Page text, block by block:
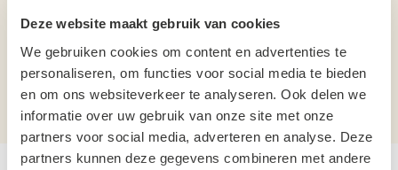
Deze website maakt gebruik van cookies
We gebruiken cookies om content en advertenties te
personaliseren, om functies voor social media te bieden
en om ons websiteverkeer te analyseren. Ook delen we
informatie over uw gebruik van onze site met onze
partners voor social media, adverteren en analyse. Deze
partners kunnen deze gegevens combineren met andere
Verpakking Blik
Aantal per verpakking 24